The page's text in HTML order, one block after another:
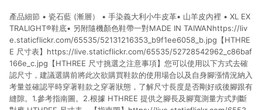
產品細節 • 瓷石藍 (漸層） • 手染義大利小牛皮革• 山羊皮內裡 • XL EX
TRALIGHT®鞋底• 另附隨機顏色鞋帶一對MADE IN TAIWANhttps://liv
e.staticflickr.com/65535/52131216353_b9f1ee6058_b.jpg【HTHRE
E 尺寸表】https://live.staticflickr.com/65535/52728542962_c86baf
166e_c.jpg【HTHREE 尺寸挑選之注意事項】您可以使用以下方式去確
認尺寸，建議選購前將此次欲購買鞋款的使用場合以及自身腳漲情況納入
考量並確認平時穿著鞋款之穿著狀態，了解尺寸長度是否剛好或後腳跟有
縫隙。1.參考指南圖。2.根據 HTHREE 提供之腳長及腳寬測量方式判斷